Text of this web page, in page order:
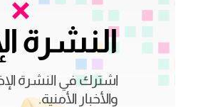
النشرة
اشترك في النشرة
والأخبار الأمنية.